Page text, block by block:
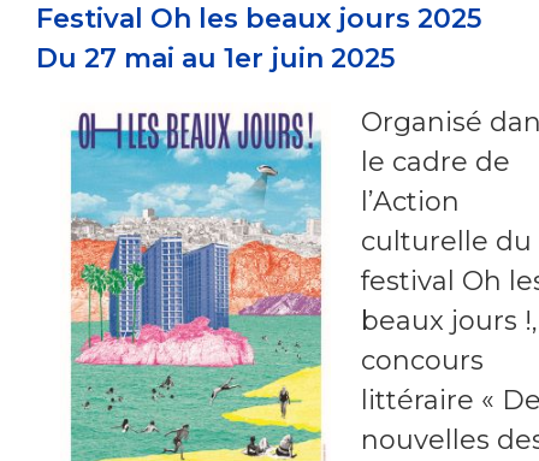
Festival Oh les beaux jours 2025
Du 27 mai au 1er juin 2025
Organisé
le cadre de
l’Action
culturelle du
festival Oh
beaux jours
concours
littéraire «
nouvelles